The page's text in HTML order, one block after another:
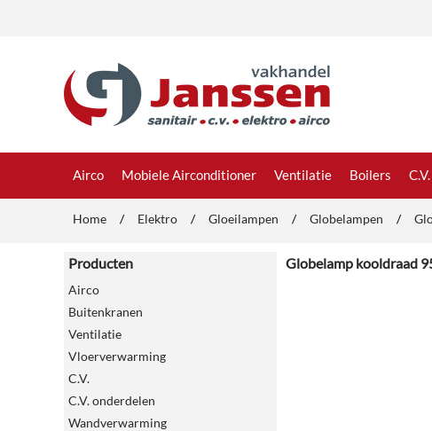
Airco Mobiele Airconditioner Ventilatie Boilers C.V.
Home / Elektro / Gloeilampen / Globelampen /
Producten
Airco
Buitenkranen
Ventilatie
Vloerverwarming
C.V.
C.V. onderdelen
Wandverwarming
Globelamp kooldraad